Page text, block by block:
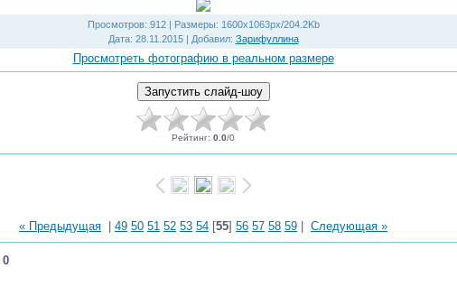
Просмотров: 912 | Размеры: 1600x1063px/204.2Kb
Дата: 28.11.2015 | Добавил: Зарифуллина
Просмотреть фотографию в реальном размере
Рейтинг: 0.0/0
« Предыдущая 49 50 51 52 53 54 [55] 56 57 58 59 Следующая »
0